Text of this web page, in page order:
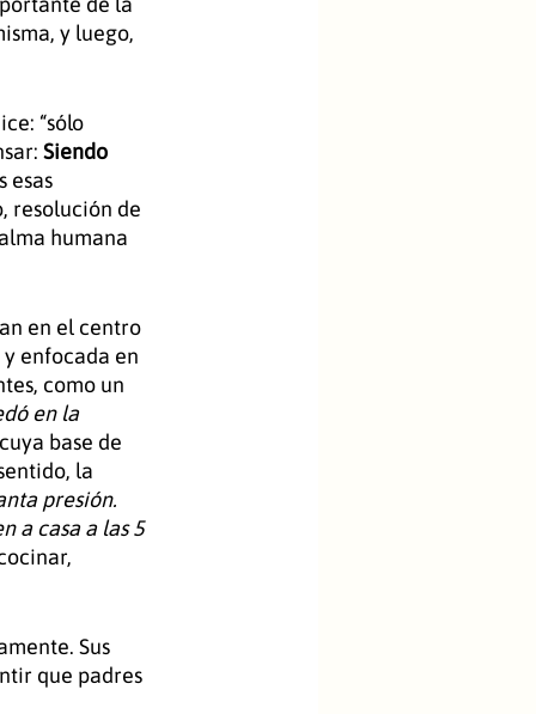
y luego,
“sólo
Siendo
esas
resolución de
humana
en el centro
enfocada en
como un
en la
base de
la
presión.
a casa a las 5
Sus
que padres